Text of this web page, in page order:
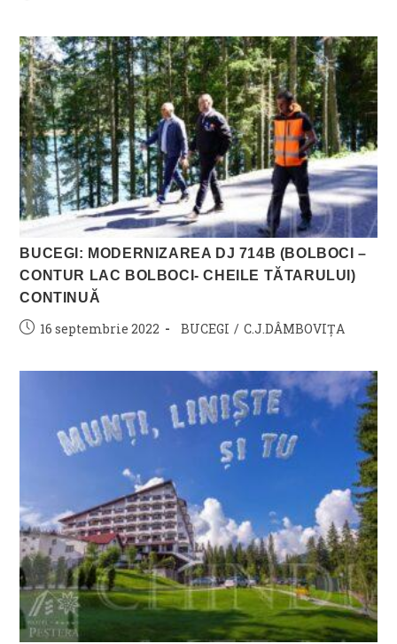
BUCEGI: MODERNIZAREA DJ 714B (BOLBOCI –
CONTUR LAC BOLBOCI- CHEILE TĂTARULUI)
CONTINUĂ
Post16 septembrie 2022
Post
BUCEGI / C.J.DÂMBOVIȚA